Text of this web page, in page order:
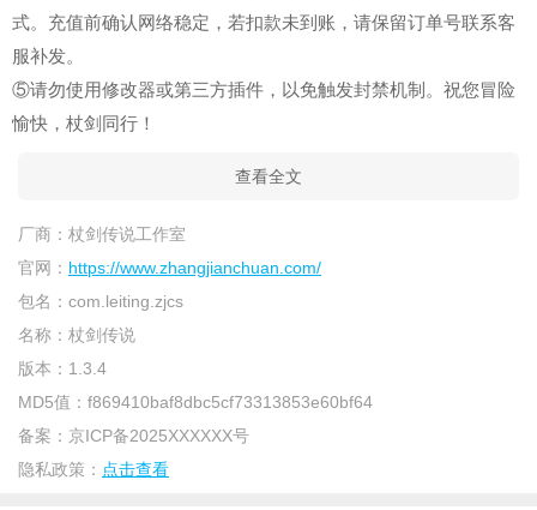
式。充值前确认网络稳定，若扣款未到账，请保留订单号联系客
服补发。
⑤请勿使用修改器或第三方插件，以免触发封禁机制。祝您冒险
愉快，杖剑同行！
查看全文
厂商： 杖剑传说工作室
官网： https://www.zhangjianchuan.com/
包名： com.leiting.zjcs
名称： 杖剑传说
版本： 1.3.4
MD5值： f869410baf8dbc5cf73313853e60bf64
备案： 京ICP备2025XXXXXX号
隐私政策： 点击查看